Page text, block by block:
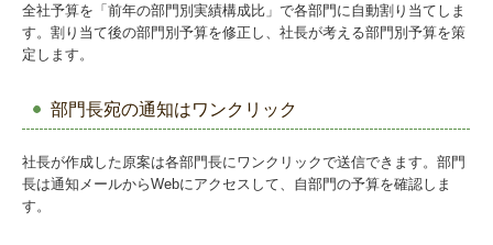
全社予算を「前年の部門別実績構成比」で各部門に自動割り当てしま
す。割り当て後の部門別予算を修正し、社長が考える部門別予算を策
定します。
部門長宛の通知はワンクリック
社長が作成した原案は各部門長にワンクリックで送信できます。部門
長は通知メールからWebにアクセスして、自部門の予算を確認しま
す。